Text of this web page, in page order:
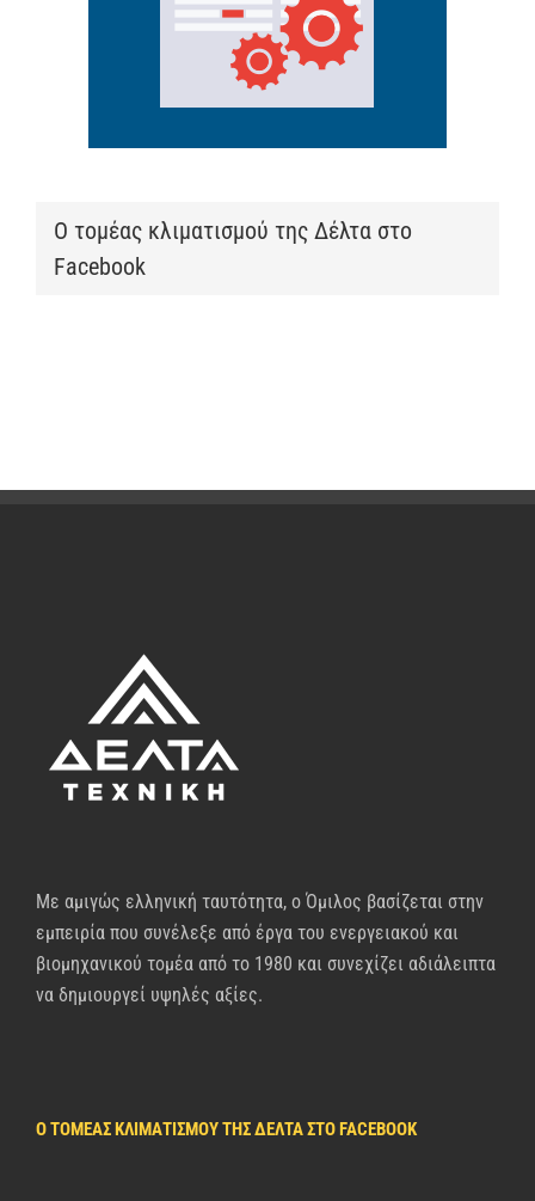
Ο τομέας κλιματισμού της Δέλτα στο
Facebook
Με αμιγώς ελληνική ταυτότητα, ο Όμιλος βασίζεται στην
εμπειρία που συνέλεξε από έργα του ενεργειακού και
βιομηχανικού τομέα από το 1980 και συνεχίζει αδιάλειπτα
να δημιουργεί υψηλές αξίες.
Ο ΤΟΜΈΑΣ ΚΛΙΜΑΤΙΣΜΟΎ ΤΗΣ ΔΈΛΤΑ ΣΤΟ FACEBOOK